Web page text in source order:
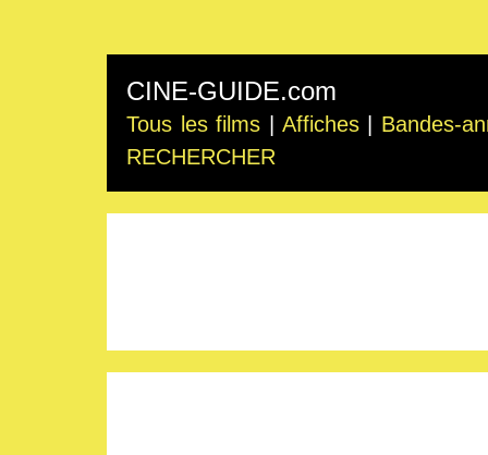
CINE-GUIDE.com
Tous les films Affiches
Bandes-
RECHERCHER